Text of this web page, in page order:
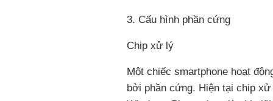
3. Cấu hình phần cứng
Chip xử lý
Một chiếc smartphone hoạt
bởi phần cứng. Hiện tại chip